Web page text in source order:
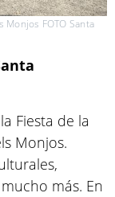
Monjos FOTO Santa
Fiesta de la
Monjos.
más. En